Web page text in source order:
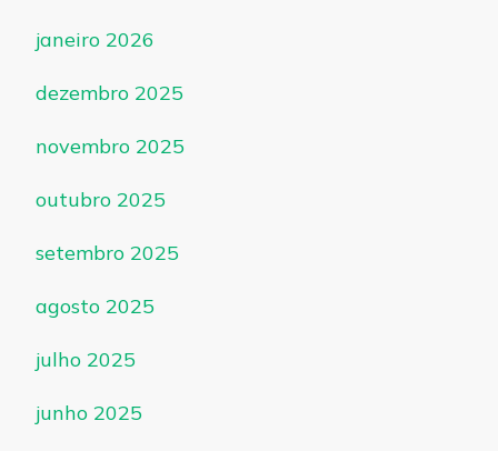
janeiro 2026
dezembro 2025
novembro 2025
outubro 2025
setembro 2025
agosto 2025
julho 2025
junho 2025